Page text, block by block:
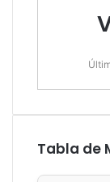
Tabla de